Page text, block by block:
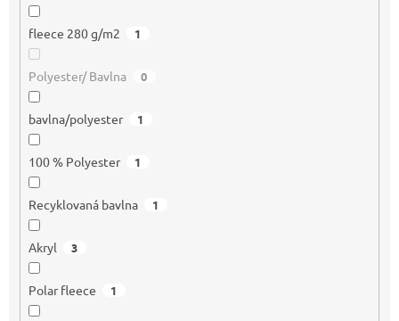
fleece 280 g/m2 1
Polyester/ Bavlna 0
bavlna/polyester 1
100 % Polyester 1
Recyklovaná bavlna 1
Akryl 3
Polar fleece 1